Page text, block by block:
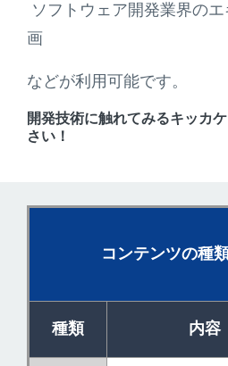
ソフトウェア開発業界の
画
などが利用可能です。
開発技術に触れてみるキッカ
さい！
コンテンツの種
種類 内容